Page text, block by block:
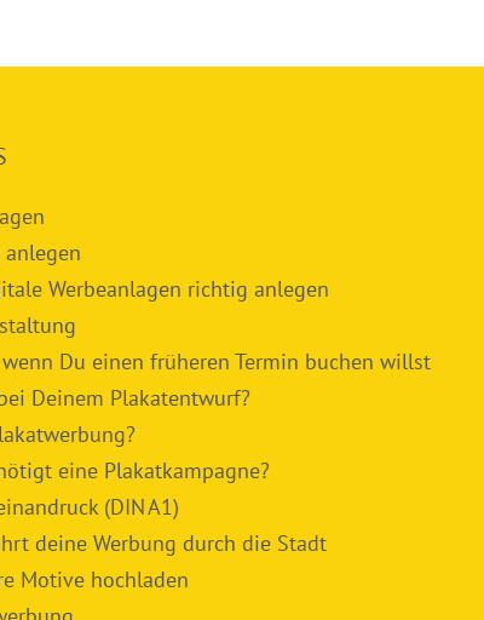
Werbeanlagen richtig anlegen
wenn Du einen früheren Termin buchen willst
Deinem Plakatentwurf?
eine Plakatkampagne?
(DIN A1)
deine Werbung durch die Stadt
Motive hochladen